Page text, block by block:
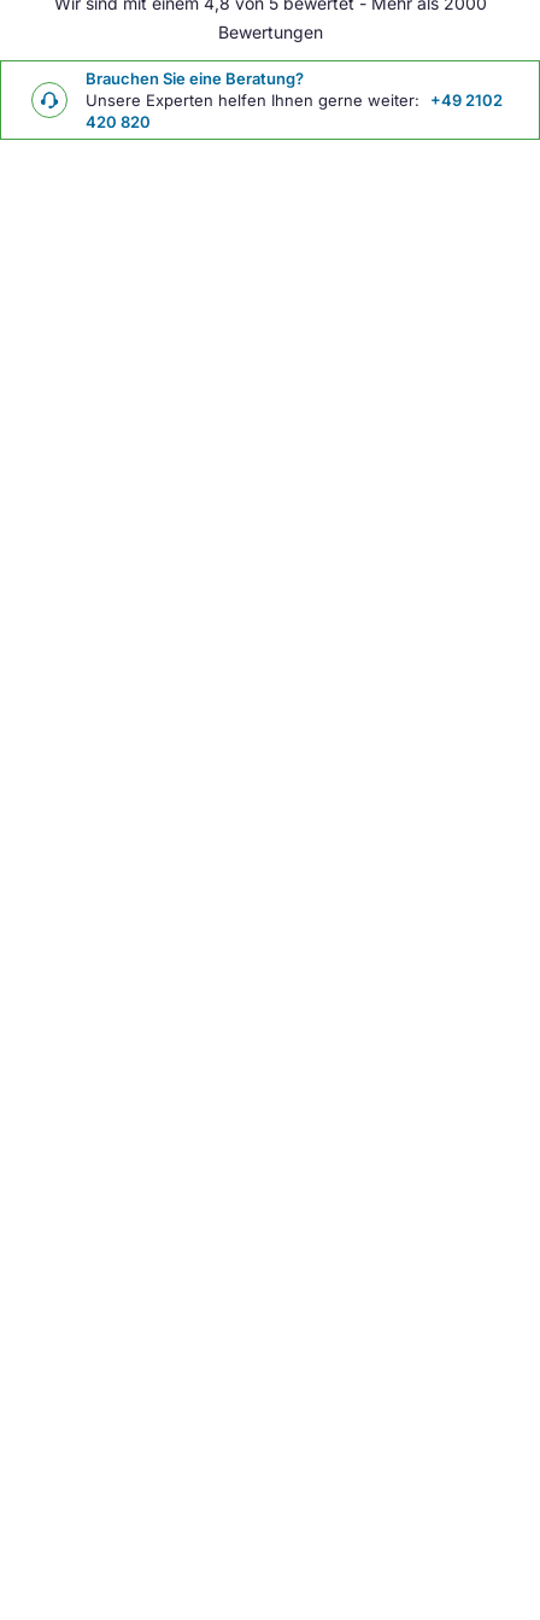
Brauchen Sie eine Beratung?
Unsere Experten helfen Ihnen gerne weiter:
+49 2102
420 820
Bewertungen